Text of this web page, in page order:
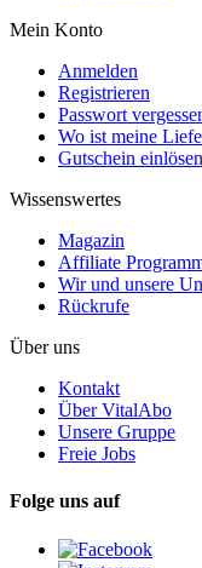
Mein Konto
Anmelden
Registrieren
Passwort
Wo ist meine
Gutschein einlösen
Wissenswertes
Magazin
Affiliate
Wir und unsere
Rückrufe
Über uns
Kontakt
Über VitalAbo
Unsere Gruppe
Freie Jobs
Folge uns auf